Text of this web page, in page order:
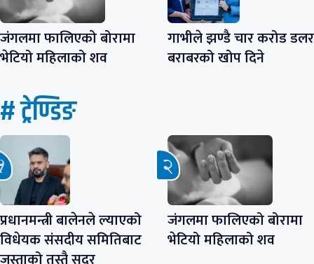
जंगलमा फालिएको बोरामा
भेटियो महिलाको शव
गाभीले झण्डै चार करोड डलर
बराबरको खोप दिने
# ट्रेण्डिङ
प्रधानमन्त्री बालेनले ल्याएको
विधेयक संसदीय समितिबाट
जंगलमा फालिएको बोरामा
भेटियो महिलाको शव